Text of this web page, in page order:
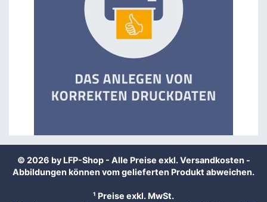
© 2026 by LFP-Shop - Alle Preise exkl.Versandkosten -
Abbildungen können vom gelieferten Produkt abweichen.
¹ Preise exkl. MwSt.